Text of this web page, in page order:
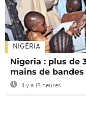
NIGÉRIA
Nigeria : plus de
mains de bandes
Il y a 18 heures